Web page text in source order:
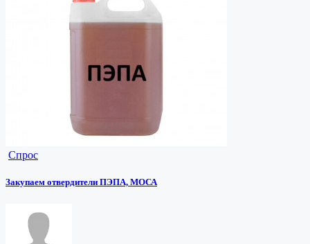
Спрос
Закупаем отвердители ПЭПА, МОСА